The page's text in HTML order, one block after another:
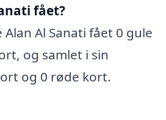
fået?
Al Sanati fået 0 gule
og samlet i sin
og 0 røde kort.